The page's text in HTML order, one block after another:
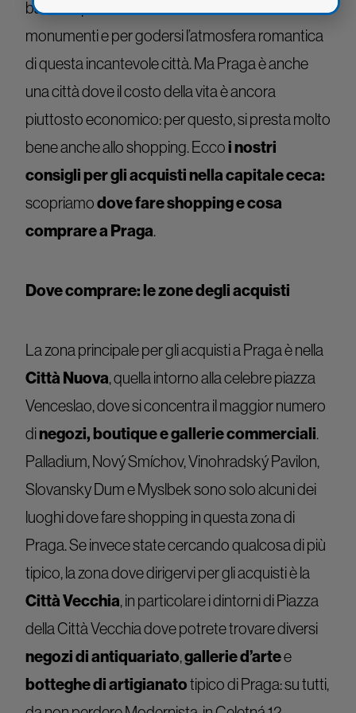
bastano per ammirare tutta la bellezza dei suoi
monumenti e per godersi l’atmosfera romantica
di questa incantevole città. Ma Praga è anche
una città dove il costo della vita è ancora
piuttosto economico: per questo, si presta molto
bene anche allo shopping. Eccoi nostri
consigli per gli acquisti nella capitale ceca:
scopriamodove fare shopping e cosa
comprare a Praga.
Dove comprare: le zone degli acquisti
La zona principale per gli acquisti a Praga è nella
Città Nuova, quella intorno alla celebre piazza
Venceslao, dove si concentra il maggior numero
dinegozi, boutique e gallerie commerciali.
Palladium, Nový Smíchov, Vinohradský Pavilon,
Slovansky Dum e Myslbek sono solo alcuni dei
luoghi dove fare shopping in questa zona di
Praga. Se invece state cercando qualcosa di più
tipico, la zona dove dirigervi per gli acquisti è la
Città Vecchia, in particolare i dintorni di Piazza
della Città Vecchia dove potrete trovare diversi
negozi di antiquariato,gallerie d’artee
botteghe di artigianatotipico di Praga: su tutti,